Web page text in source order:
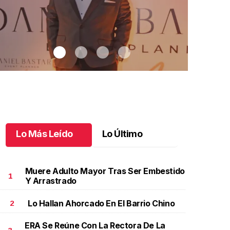
12 años de sueños en Chiapas. 12 años de sueños en
Lo Más Leído Lo Último
1
Muere Adulto Mayor Tras Ser Embestido
Y Arrastrado
2 Lo Hallan Ahorcado En El Barrio Chino
ERA Se Reúne Con La Rectora De La